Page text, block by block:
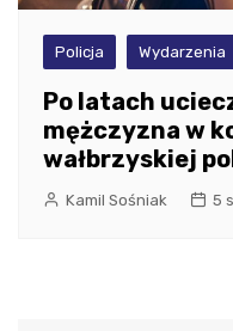
Policja Wydarzenia
Po latach
mężczyzna w
wałbrzyskiej
Kamil Sośniak 5